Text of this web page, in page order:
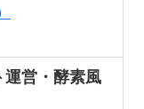
営・酵素風